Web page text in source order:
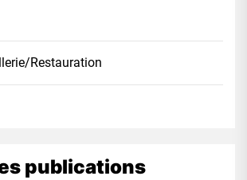
Restauration
publications